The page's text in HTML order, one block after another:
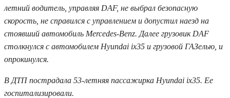
летний водитель, управляя DAF, не выбрал безопасную
скорость, не справился с управлением и допустил наезд на
стоявший автомобиль Mercedes-Benz. Далее грузовик DAF
столкнулся с автомобилем Hyundai ix35 и грузовой ГАЗелью, и
опрокинулся.
В ДТП пострадала 53-летняя пассажирка Hyundai ix35. Ее
госпитализировали.